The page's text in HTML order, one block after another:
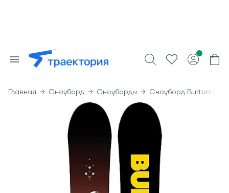
Главная Сноуборд Сноуборды Сноуборд Burton